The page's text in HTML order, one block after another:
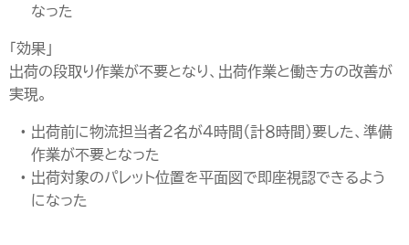
なった
「効果」
出荷の段取り作業が不要となり、出荷作業と働き方の改善が
実現。
出荷前に物流担当者２名が4時間（計８時間）要した、準備
作業が不要となった
出荷対象のパレット位置を平面図で即座視認できるよう
になった